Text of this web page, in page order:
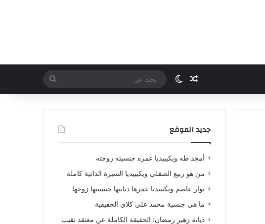
مقال عشوائي
الوضع المظلم
بحث
عن
جديد الموقع
أمجد طه ويكيبيديا عمره جنسيته زوجته
من هو ربيع الصقلي ويكيبيديا السيرة الذاتية كاملة
نوار عاصم ويكيبيديا عمرها ديانتها جنسيتها زوجها
ما هي جنسية محمد علي كلاي الحقيقية
ديانة زهير رمضان: الحقيقة الكاملة عن معتقد نقيب